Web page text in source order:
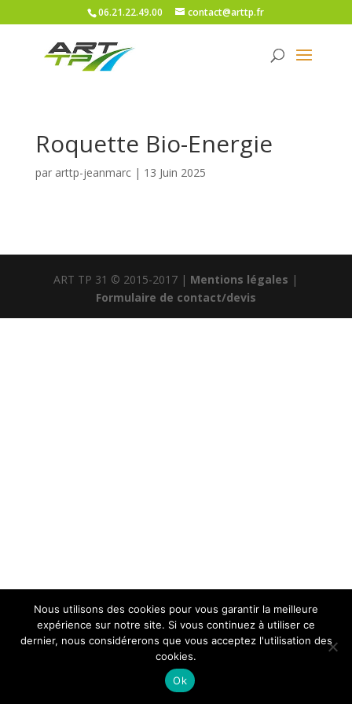
06.21.22.49.00 contact@arttp.fr
Roquette Bio-Energie
par arttp-jeanmarc| 13 Juin 2025
ART TP 31 © 2015-2017 | Mentions légales |
Formulaire de contact/devis
Nous utilisons des cookies pour vous garantir la meilleure
expérience sur notre site. Si vous continuez à utiliser ce
dernier, nous considérerons que vous acceptez l'utilisation des
cookies.
Ok